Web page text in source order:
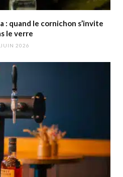
: quand le cornichon s’invite
le verre
2026